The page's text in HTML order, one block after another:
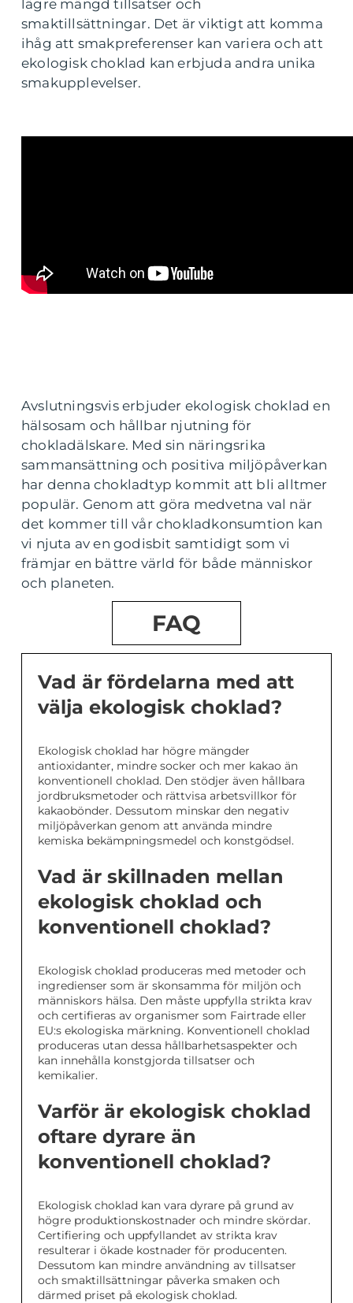
lägre mängd tillsatser och
smaktillsättningar. Det är viktigt att komma
ihåg att smakpreferenser kan variera och att
ekologisk choklad kan erbjuda andra unika
smakupplevelser.
Avslutningsvis erbjuder ekologisk choklad en
hälsosam och hållbar njutning för
chokladälskare. Med sin näringsrika
sammansättning och positiva miljöpåverkan
har denna chokladtyp kommit att bli alltmer
populär. Genom att göra medvetna val när
det kommer till vår chokladkonsumtion kan
vi njuta av en godisbit samtidigt som vi
främjar en bättre värld för både människor
och planeten.
FAQ
Vad är fördelarna med att
välja ekologisk choklad?
Ekologisk choklad har högre mängder
antioxidanter, mindre socker och mer kakao än
konventionell choklad. Den stödjer även hållbara
jordbruksmetoder och rättvisa arbetsvillkor för
kakaobönder. Dessutom minskar den negativ
miljöpåverkan genom att använda mindre
kemiska bekämpningsmedel och konstgödsel.
Vad är skillnaden mellan
ekologisk choklad och
konventionell choklad?
Ekologisk choklad produceras med metoder och
ingredienser som är skonsamma för miljön och
människors hälsa. Den måste uppfylla strikta krav
och certifieras av organismer som Fairtrade eller
EU:s ekologiska märkning. Konventionell choklad
produceras utan dessa hållbarhetsaspekter och
kan innehålla konstgjorda tillsatser och
kemikalier.
Varför är ekologisk choklad
oftare dyrare än
konventionell choklad?
Ekologisk choklad kan vara dyrare på grund av
högre produktionskostnader och mindre skördar.
Certifiering och uppfyllandet av strikta krav
resulterar i ökade kostnader för producenten.
Dessutom kan mindre användning av tillsatser
och smaktillsättningar påverka smaken och
därmed priset på ekologisk choklad.